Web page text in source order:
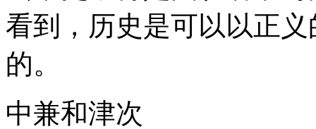
看到，历史是可以以正
的。
中兼和津次